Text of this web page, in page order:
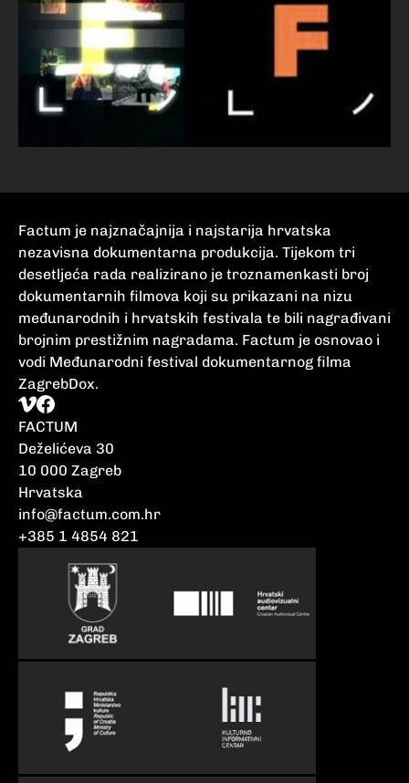
Factum je najznačajnija i najstarija hrvatska
nezavisna dokumentarna produkcija. Tijekom tri
desetljeća rada realizirano je troznamenkasti broj
dokumentarnih filmova koji su prikazani na nizu
međunarodnih i hrvatskih festivala te bili nagrađivani
brojnim prestižnim nagradama. Factum je osnovao i
vodi Međunarodni festival dokumentarnog filma
ZagrebDox.
FACTUM
Deželićeva 30
10 000 Zagreb
Hrvatska
info@factum.com.hr
+385 1 4854 821